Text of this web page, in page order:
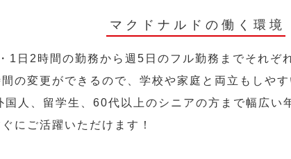
マクドナルドの働く環境
1日2時間の勤務から週5日のフル勤務までそれぞ
の変更ができるので、学校や家庭と両立もしや
人、留学生、60代以上のシニアの方まで幅広い
にご活躍いただけます！